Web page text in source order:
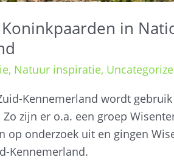
in
, Natuur inspiratie,
Kennemerland wordt
zijn er o.a. een groep
op onderzoek uit en gingen
Kennemerland.